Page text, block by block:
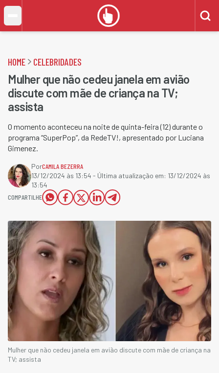
HOME CELEBRIDADES
Mulher que não cedeu janela em avião
discute com mãe de criança na TV;
assista
O momento aconteceu na noite de quinta-feira (12) durante o
programa “SuperPop”, da RedeTV!, apresentado por Luciana
Gimenez.
PorCAMILA BEZERRA
13/12/2024 às 13:54 - Última atualização em: 13/12/2024 às
13:54
COMPARTILHE
Mulher que não cedeu janela em avião discute com mãe de criança na
TV; assista